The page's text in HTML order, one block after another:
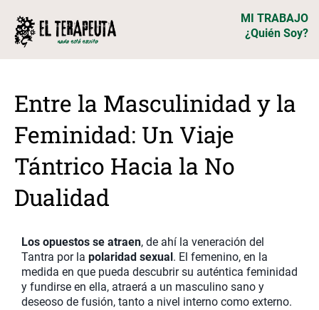
MI TRABAJO
¿Quién Soy?
Entre la Masculinidad y la
Feminidad: Un Viaje
Tántrico Hacia la No
Dualidad
Los opuestos se atraen, de ahí la veneración del
Tantra por la polaridad sexual . El femenino, en la
medida en que pueda descubrir su auténtica feminidad
y fundirse en ella, atraerá a un masculino sano y
deseoso de fusión, tanto a nivel interno como externo.